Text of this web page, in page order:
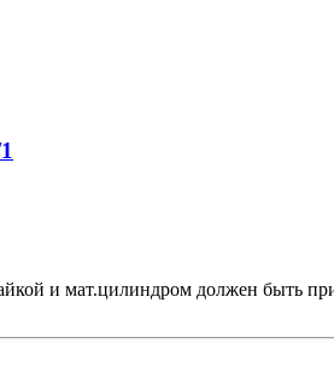
и мат.цилиндром должен быть